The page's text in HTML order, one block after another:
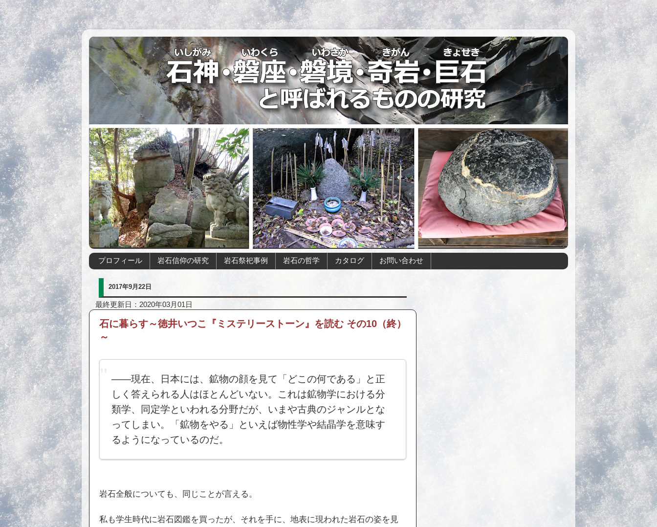
プロフィール 岩石信仰の研究 岩石祭祀事例 岩石の哲学 カタログ お問い合わせ
2017年9月22日
最終更新日：2020年03月01日
石に暮らす～徳井いつこ『ミステリーストーン』を読む その10（終）
～
――現在、日本には、鉱物の顔を見て「どこの何である」と正
しく答えられる人はほとんどいない。これは鉱物学における分
類学、同定学といわれる分野だが、いまや古典のジャンルとな
ってしまい。「鉱物をやる」といえば物性学や結晶学を意味す
るようになっているのだ。
岩石全般についても、同じことが言える。
私も学生時代に岩石図鑑を買ったが、それを手に、地表に現われた岩石の姿を見